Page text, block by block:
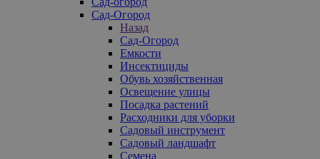
Сад-Огород
Назад
Сад-Огород
Емкости
Инсектициды
Обувь хозяйственная
Освещение улицы
Посадка растений
Расходники для уборки
Садовый инструмент
Садовый ландшафт
Семена